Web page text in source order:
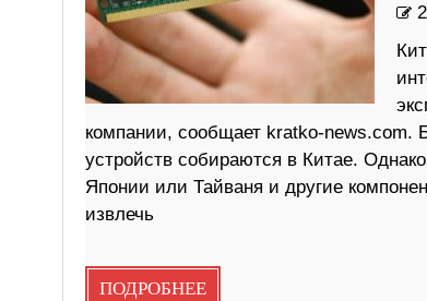
компании, сообщает kratko-news.com.
устройств собираются в Китае.
Японии или Тайваня и другие
извлечь
ПОДРОБНЕЕ